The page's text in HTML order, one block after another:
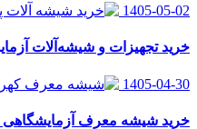
1405-05-02
خرید تجهیزات و شیشه‌آلات
1405-04-30
خرید شیشه معرف آزمایشگاهی |